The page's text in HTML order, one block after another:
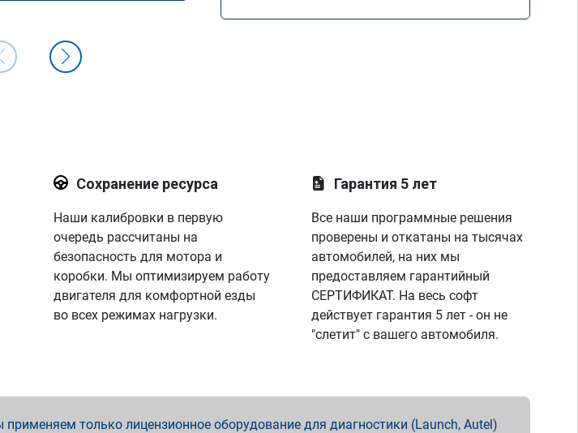
Сохранение ресурса
Наши калибровки в первую
очередь рассчитаны на
безопасность для мотора и
коробки. Мы оптимизируем работу
двигателя для комфортной езды
во всех режимах нагрузки.
Гарантия 5 лет
Все наши программные решения
проверены и откатаны на тысячах
автомобилей, на них мы
предоставляем гарантийный
СЕРТИФИКАТ. На весь софт
действует гарантия 5 лет - он не
"слетит" с вашего автомобиля.
только лицензионное оборудование для диагностики (Launch, Autel)